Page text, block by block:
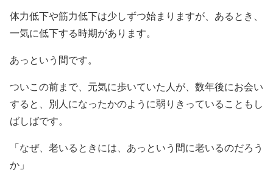
体力低下や筋力低下は少しずつ始まりますが、あるとき、
一気に低下する時期があります。
あっという間です。
ついこの前まで、元気に歩いていた人が、数年後にお会い
すると、別人になったかのように弱りきっていることもし
ばしばです。
「なぜ、老いるときには、あっという間に老いるのだろう
か」